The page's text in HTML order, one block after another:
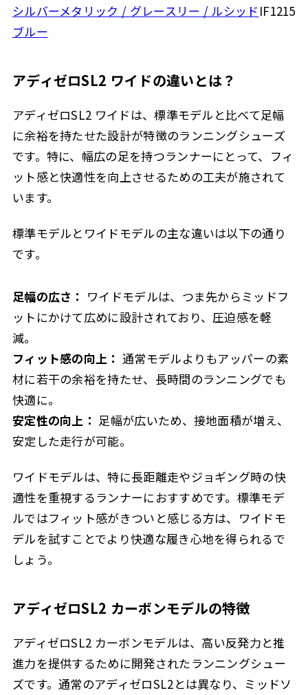
シルバーメタリック / グレースリー / ルシッド
ブルー
IF1215
アディゼロSL2 ワイドの違いとは？
アディゼロSL2 ワイドは、標準モデルと比べて足幅
に余裕を持たせた設計が特徴のランニングシューズ
です。特に、幅広の足を持つランナーにとって、フィ
ット感と快適性を向上させるための工夫が施されて
います。
標準モデルとワイドモデルの主な違いは以下の通り
です。
足幅の広さ： ワイドモデルは、つま先からミッドフ
ットにかけて広めに設計されており、圧迫感を軽
減。
フィット感の向上： 通常モデルよりもアッパーの素
材に若干の余裕を持たせ、長時間のランニングでも
快適に。
安定性の向上： 足幅が広いため、接地面積が増え、
安定した走行が可能。
ワイドモデルは、特に長距離走やジョギング時の快
適性を重視するランナーにおすすめです。標準モデ
ルではフィット感がきついと感じる方は、ワイドモ
デルを試すことでより快適な履き心地を得られるで
しょう。
アディゼロSL2 カーボンモデルの特徴
アディゼロSL2 カーボンモデルは、高い反発力と推
進力を提供するために開発されたランニングシュー
ズです。通常のアディゼロSL2とは異なり、ミッドソ